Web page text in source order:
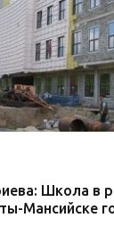
Школа в
Мансийске